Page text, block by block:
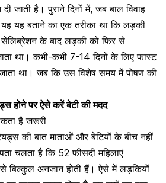
जाती है। पुराने दिनों में, जब बाल विवाह
यह बताने का एक तरीका था कि लड़की
सेलिब्रेशन के बाद लड़की को फिर से
था। कभी-कभी 7-14 दिनों के लिए फास्ट
था।जब कि उस विशेष समय में पोषण की
होने पर ऐसे करें बेटी की मदद
है जरूरी
की बात माताओं और बेटियों के बीच नहीं
चलता है कि 52 फीसदी महिलाएं
बिल्कुल अनजान होती हैं। ऐसे में लड़कियों